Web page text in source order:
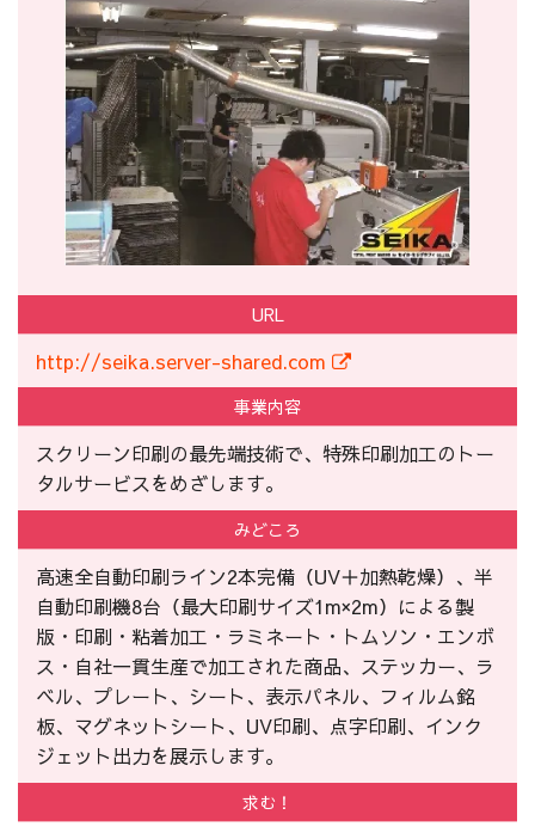
URL
http://seika.server-shared.com
事業内容
スクリーン印刷の最先端技術で、特殊印刷加工のトー
タルサービスをめざします。
みどころ
高速全自動印刷ライン2本完備（UV＋加熱乾燥）、半
自動印刷機8台（最大印刷サイズ1m×2m）による製
版・印刷・粘着加工・ラミネート・トムソン・エンボ
ス・自社一貫生産で加工された商品、ステッカー、ラ
ベル、プレート、シート、表示パネル、フィルム銘
板、マグネットシート、UV印刷、点字印刷、インク
ジェット出力を展示します。
求む！